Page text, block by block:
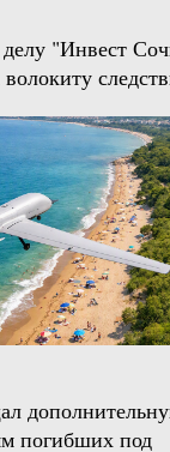
"Инвест
погибших под